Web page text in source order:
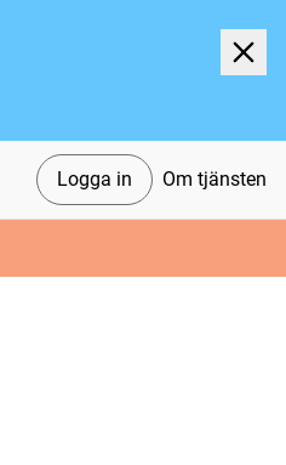
Logga in Om tjänsten